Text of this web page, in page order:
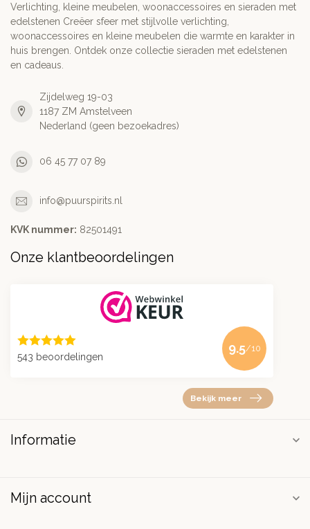
Verlichting, kleine meubelen, woonaccessoires en sieraden met
edelstenen Creëer sfeer met stijlvolle verlichting,
woonaccessoires en kleine meubelen die warmte en karakter in
huis brengen. Ontdek onze collectie sieraden met edelstenen
en cadeaus.
Zijdelweg 19-03
1187 ZM Amstelveen
Nederland (geen bezoekadres)
06 45 77 07 89
info@puurspirits.nl
KVK nummer: 82501491
Onze klantbeoordelingen
543 beoordelingen
9.5/10
Bekijk meer
Informatie
Mijn account